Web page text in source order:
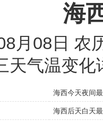
海
月08日
天气温变化
海西今天夜间
海西后天白天